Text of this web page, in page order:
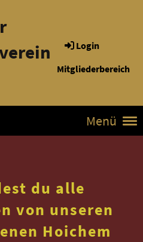
Login
Mitgliederbereich
Menü
du alle
von unseren
Hoichem